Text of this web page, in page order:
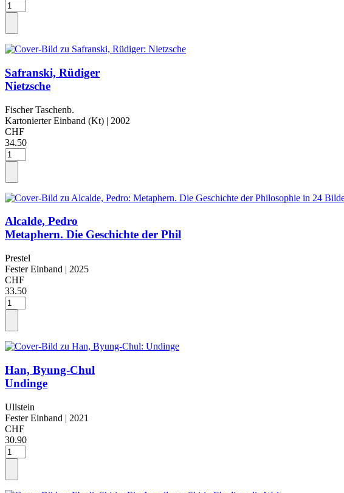
Safranski, Rüdiger
Nietzsche
Fischer Taschenb.
Kartonierter Einband (Kt) | 2002
CHF
34.50
Alcalde, Pedro
Metaphern. Die Geschichte der Phil
Prestel
Fester Einband | 2025
CHF
33.50
Han, Byung-Chul
Undinge
Ullstein
Fester Einband | 2021
CHF
30.90